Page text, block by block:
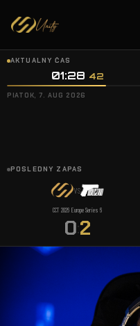
AKTUÁLNY ČAS
01:28 43
PIATOK, 7. AUG 2026
POSLEDNÝ ZÁPAS
VS
CCT 2026 Europe Series 6
0:2